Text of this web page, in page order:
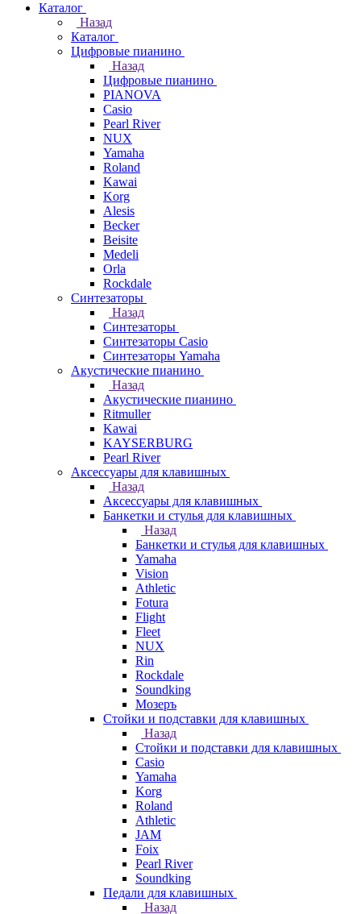
Каталог
Назад
Каталог
Цифровые пианино
Назад
Цифровые пианино
PIANOVA
Casio
Pearl River
NUX
Yamaha
Roland
Kawai
Korg
Alesis
Becker
Beisite
Medeli
Orla
Rockdale
Синтезаторы
Назад
Синтезаторы
Синтезаторы Casio
Синтезаторы Yamaha
Акустические пианино
Назад
Акустические пианино
Ritmuller
Kawai
KAYSERBURG
Pearl River
Аксессуары для клавишных
Назад
Аксессуары для клавишных
Банкетки и стулья для клавишных
Назад
Банкетки и стулья для клавишных
Yamaha
Vision
Athletic
Fotura
Flight
Fleet
NUX
Rin
Rockdale
Soundking
Мозеръ
Стойки и подставки для клавишных
Назад
Стойки и подставки для клавишных
Casio
Yamaha
Korg
Roland
Athletic
JAM
Foix
Pearl River
Soundking
Педали для клавишных
Назад